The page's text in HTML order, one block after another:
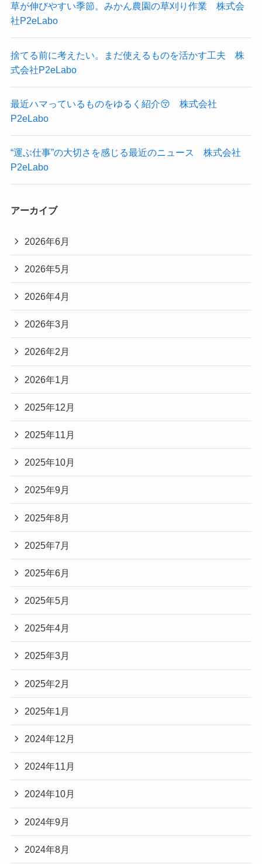
草が伸びやすい季節。みかん農園の草刈り作業 株式会
社P2eLabo
捨てる前に考えたい。まだ使えるものを活かす工夫 株
式会社P2eLabo
最近ハマっているものをゆるく紹介😚 株式会社
P2eLabo
“運ぶ仕事”の大切さを感じる最近のニュース 株式会社
P2eLabo
アーカイブ
2026年6月
2026年5月
2026年4月
2026年3月
2026年2月
2026年1月
2025年12月
2025年11月
2025年10月
2025年9月
2025年8月
2025年7月
2025年6月
2025年5月
2025年4月
2025年3月
2025年2月
2025年1月
2024年12月
2024年11月
2024年10月
2024年9月
2024年8月